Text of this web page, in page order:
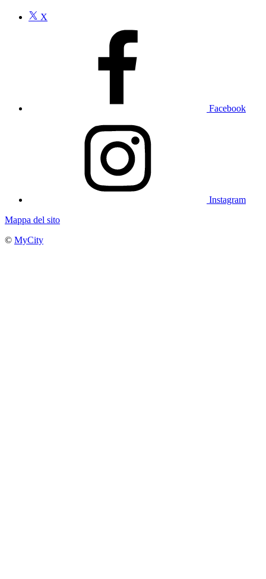
X
Facebook
Instagram
Mappa del sito
© MyCity